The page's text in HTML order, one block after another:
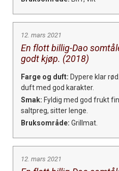
12. mars 2021
En flott billig-Dao
godt kjøp. (2018)
Farge og duft: Dypere klar
duft med god karakter.
Smak: Fyldig med god frukt
saltpreg, sitter lenge.
Bruksområde: Grillmat.
12. mars 2021